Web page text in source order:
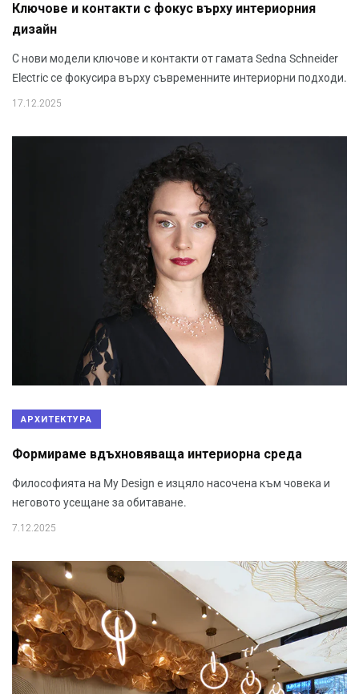
Ключове и контакти с фокус върху интериорния
дизайн
С нови модели ключове и контакти от гамата Sedna Schneider
Electric се фокусира върху съвременните интериорни подходи.
17.12.2025
АРХИТЕКТУРА
Формираме вдъхновяваща интериорна среда
Философията на My Design е изцяло насочена към човека и
неговото усещане за обитаване.
7.12.2025